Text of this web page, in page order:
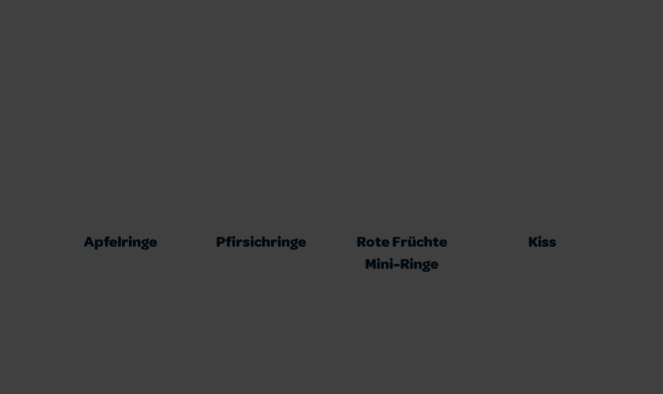
Apfelringe Pfirsichringe
Rote Früchte
Mini-Ringe
Kiss